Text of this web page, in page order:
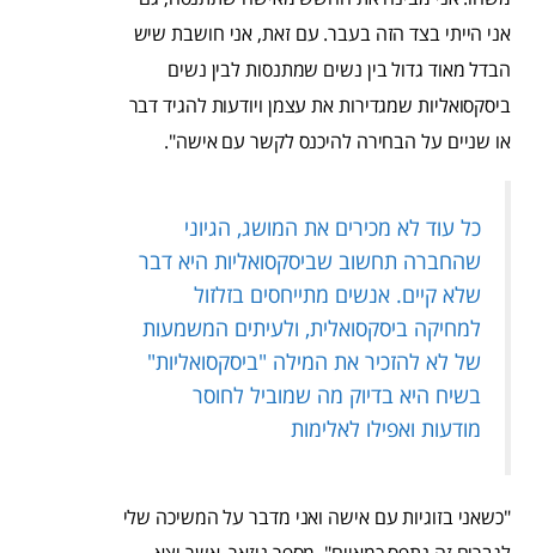
אני הייתי בצד הזה בעבר. עם זאת, אני חושבת שיש
הבדל מאוד גדול בין נשים שמתנסות לבין נשים
ביסקסואליות שמגדירות את עצמן ויודעות להגיד דבר
או שניים על הבחירה להיכנס לקשר עם אישה".
כל עוד לא מכירים את המושג, הגיוני
שהחברה תחשוב שביסקסואליות היא דבר
שלא קיים. אנשים מתייחסים בזלזול
למחיקה ביסקסואלית, ולעיתים המשמעות
של לא להזכיר את המילה "ביסקסואליות"
בשיח היא בדיוק מה שמוביל לחוסר
מודעות ואפילו לאלימות
"כשאני בזוגיות עם אישה ואני מדבר על המשיכה שלי